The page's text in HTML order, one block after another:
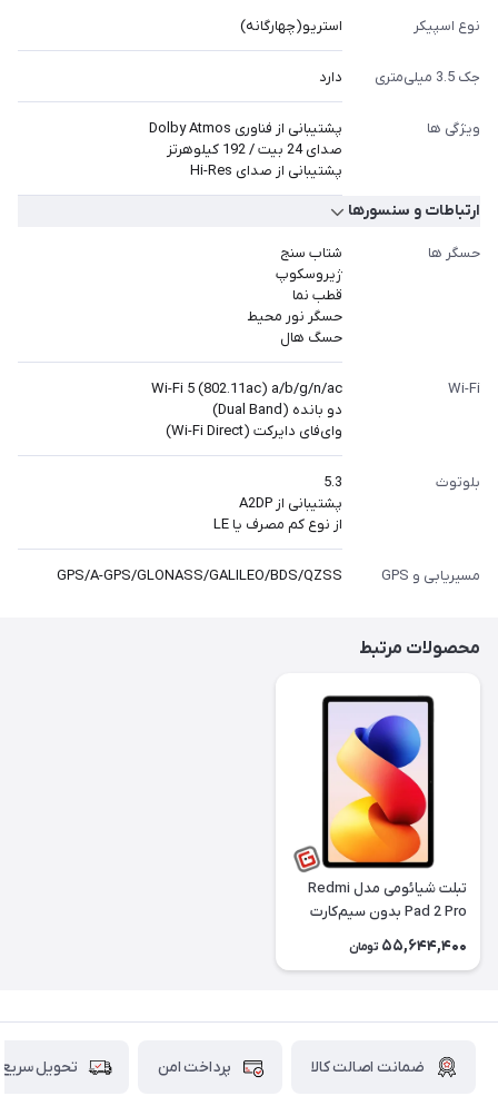
نوع اسپیکر استریو(چهارگانه)
جک 3.5 میلی‌متری دارد
ویژگی ها
پشتیبانی از فناوری Dolby Atmos
صدای 24 بیت / 192 کیلوهرتز
پشتیبانی از صدای Hi-Res
ارتباطات و سنسورها
حسگر ها
شتاب سنج
ژیروسکوپ
قطب نما
حسگر نور محیط
حسگ هال
Wi-Fi
Wi-Fi 5 (802.11ac) a/b/g/n/ac
دو بانده (Dual Band)
وای‌فای دایرکت (Wi-Fi Direct)
بلوتوث
5.3
پشتیبانی از A2DP
از نوع کم مصرف یا LE
مسیریابی و GPS GPS/A-GPS/GLONASS/GALILEO/BDS/QZSS
محصولات مرتبط
تبلت شیائومی مدل Redmi
Pad 2 Pro بدون سیم‌کارت
گیگابایت
55,644,400 تومان
ضمانت اصالت کالا پرداخت امن تحویل سریع